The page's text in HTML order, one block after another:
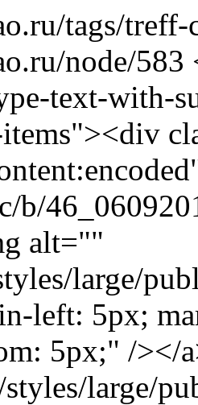
tags/
node/583
text-with-
b/
alt=""
large/
left: 5px;
5px;" /></
large/